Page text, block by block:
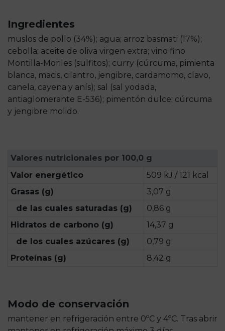
Ingredientes
muslos de pollo (34%); agua; arroz basmati (17%);
cebolla; aceite de oliva virgen extra; vino fino
Montilla-Moriles (sulfitos); curry (cúrcuma, pimienta
blanca, macis, cilantro, jengibre, cardamomo, clavo,
canela, cayena y anís); sal (sal yodada,
antiaglomerante E-536); pimentón dulce; cúrcuma
y jengibre molido.
Valores nutricionales por 100,0 g
Valor energético
509 kJ / 121 kcal
Grasas (g)
3,07 g
de las cuales saturadas (g)
0,86 g
Hidratos de carbono (g)
14,37 g
de los cuales azúcares (g)
0,79 g
Proteínas (g)
8,42 g
Modo de conservación
mantener en refrigeración entre 0ºC y 4ºC. Tras abrir